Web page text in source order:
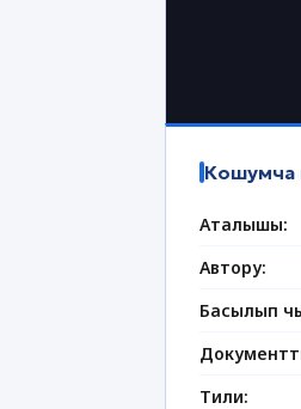
Кошумча
Аталышы:
Автору:
Басылып
Тили: